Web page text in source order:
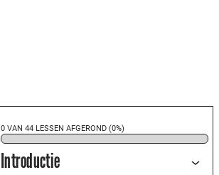
0 VAN 44 LESSEN AFGEROND (0%)
Introductie